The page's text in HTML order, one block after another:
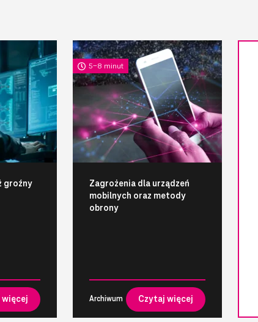
groźny
5-8 minut
Zagrożenia dla urządzeń
mobilnych oraz metody
obrony
Archiwum Czytaj więcej